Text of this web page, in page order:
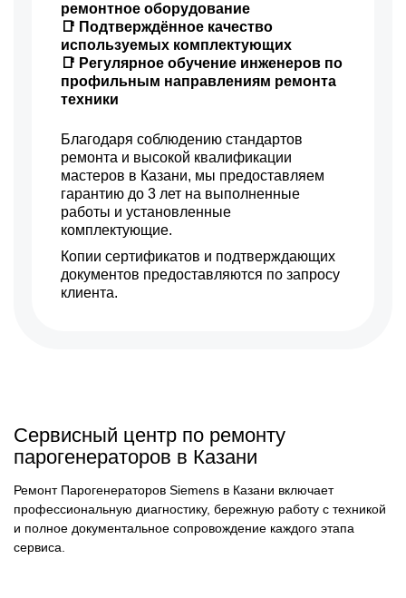
ремонтное оборудование
📑 Подтверждённое качество
используемых комплектующих
📑 Регулярное обучение инженеров по
профильным направлениям ремонта
техники
Благодаря соблюдению стандартов
ремонта и высокой квалификации
мастеров в Казани, мы предоставляем
гарантию до 3 лет на выполненные
работы и установленные
комплектующие.
Копии сертификатов и подтверждающих
документов предоставляются по запросу
клиента.
Сервисный центр по ремонту
парогенераторов в Казани
Ремонт Парогенераторов Siemens в Казани включает
профессиональную диагностику, бережную работу с техникой
и полное документальное сопровождение каждого этапа
сервиса.